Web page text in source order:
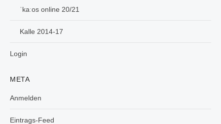
ˈkaːos online 20/21
Kalle 2014-17
Login
META
Anmelden
Eintrags-Feed